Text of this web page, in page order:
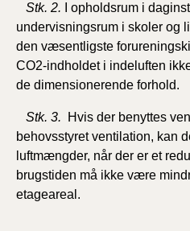
BR18 (1/1-30/6
2018)
BR15 (2015-2018)
Tidligere BR (1961-
2010)
Stk. 2.
I opholdsrum i
undervisningsrum i skoler og
den væsentligste
CO2-indholdet i indeluften
de dimensionerende forhold.
Stk. 3.
Hvis der benyttes
behovsstyret ventilation, kan
luftmængder, når der er et
brugstiden må ikke være
etageareal.